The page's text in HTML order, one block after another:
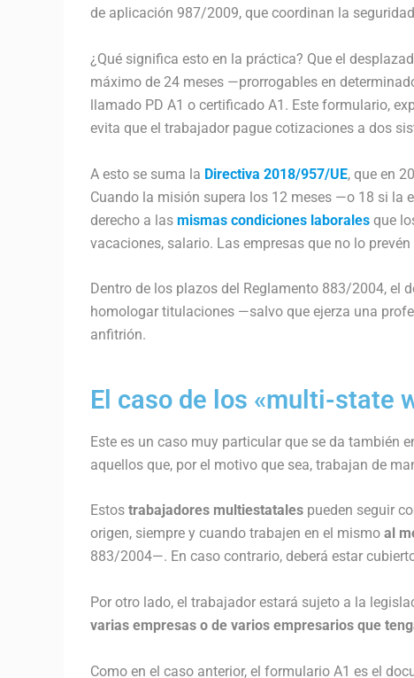
de aplicación 987/2009, que coordinan la
¿Qué significa esto en la práctica? Que el
máximo de 24 meses —prorrogables en
llamado PD A1 o certificado A1. Este formulario,
evita que el trabajador pague cotizaciones a dos
A esto se suma la Directiva 2018/957/UE, que en
Cuando la misión supera los 12 meses —o 18 si
derecho a las mismas condiciones laborales que
vacaciones, salario. Las empresas que no lo
Dentro de los plazos del Reglamento 883/2004, el
homologar titulaciones —salvo que ejerza una
anfitrión.
El caso de los «multi-state
Este es un caso muy particular que se da también
aquellos que, por el motivo que sea, trabajan de
Estos trabajadores multiestatales pueden seguir
origen, siempre y cuando trabajen en el mismo al
883/2004—. En caso contrario, deberá estar
Por otro lado, el trabajador estará sujeto a la
varias empresas o de varios empresarios que
Como en el caso anterior, el formulario A1 es el